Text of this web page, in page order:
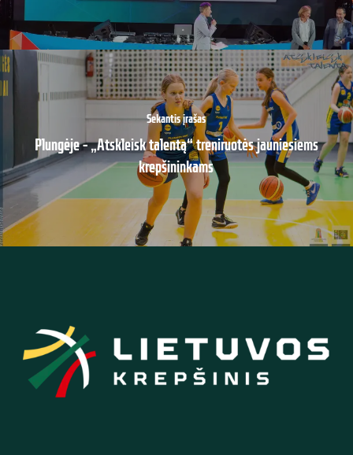
Sekantis įrašas
Plungėje – „Atskleisk talentą“ treniruotės jauniesiems
krepšininkams